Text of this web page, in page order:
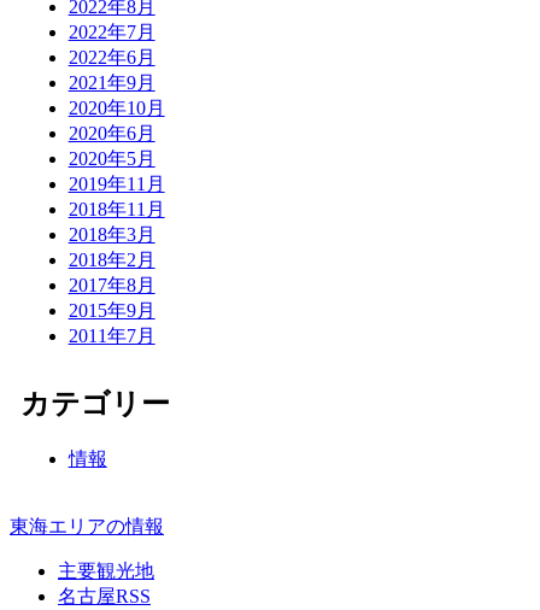
2022年8月
2022年7月
2022年6月
2021年9月
2020年10月
2020年6月
2020年5月
2019年11月
2018年11月
2018年3月
2018年2月
2017年8月
2015年9月
2011年7月
カテゴリー
情報
東海エリアの情報
主要観光地
名古屋RSS